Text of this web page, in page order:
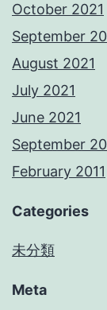
October 2021
September
August 2021
July 2021
June 2021
September
February 2011
Categories
未分類
Meta